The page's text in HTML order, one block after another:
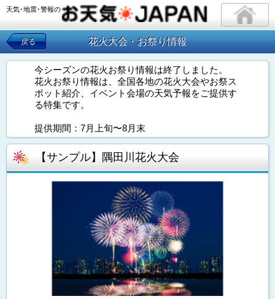
天気･地震･警報の
戻る 花火大会・お祭り情報
今シーズンの花火お祭り情報は終了しました。
花火お祭り情報は、全国各地の花火大会やお祭ス
ポット紹介、イベント会場の天気予報をご提供す
る特集です。
提供期間：7月上旬〜8月末
【サンプル】隅田川花火大会